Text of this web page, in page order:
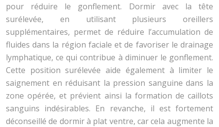
pour réduire le gonflement. Dormir avec la tête
surélevée, en utilisant plusieurs oreillers
supplémentaires, permet de réduire l’accumulation de
fluides dans la région faciale et de favoriser le drainage
lymphatique, ce qui contribue à diminuer le gonflement.
Cette position surélevée aide également à limiter le
saignement en réduisant la pression sanguine dans la
zone opérée, et prévient ainsi la formation de caillots
sanguins indésirables. En revanche, il est fortement
déconseillé de dormir à plat ventre, car cela augmente la